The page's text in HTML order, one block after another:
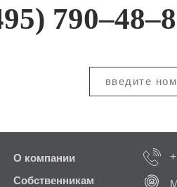
О компании
Собственникам